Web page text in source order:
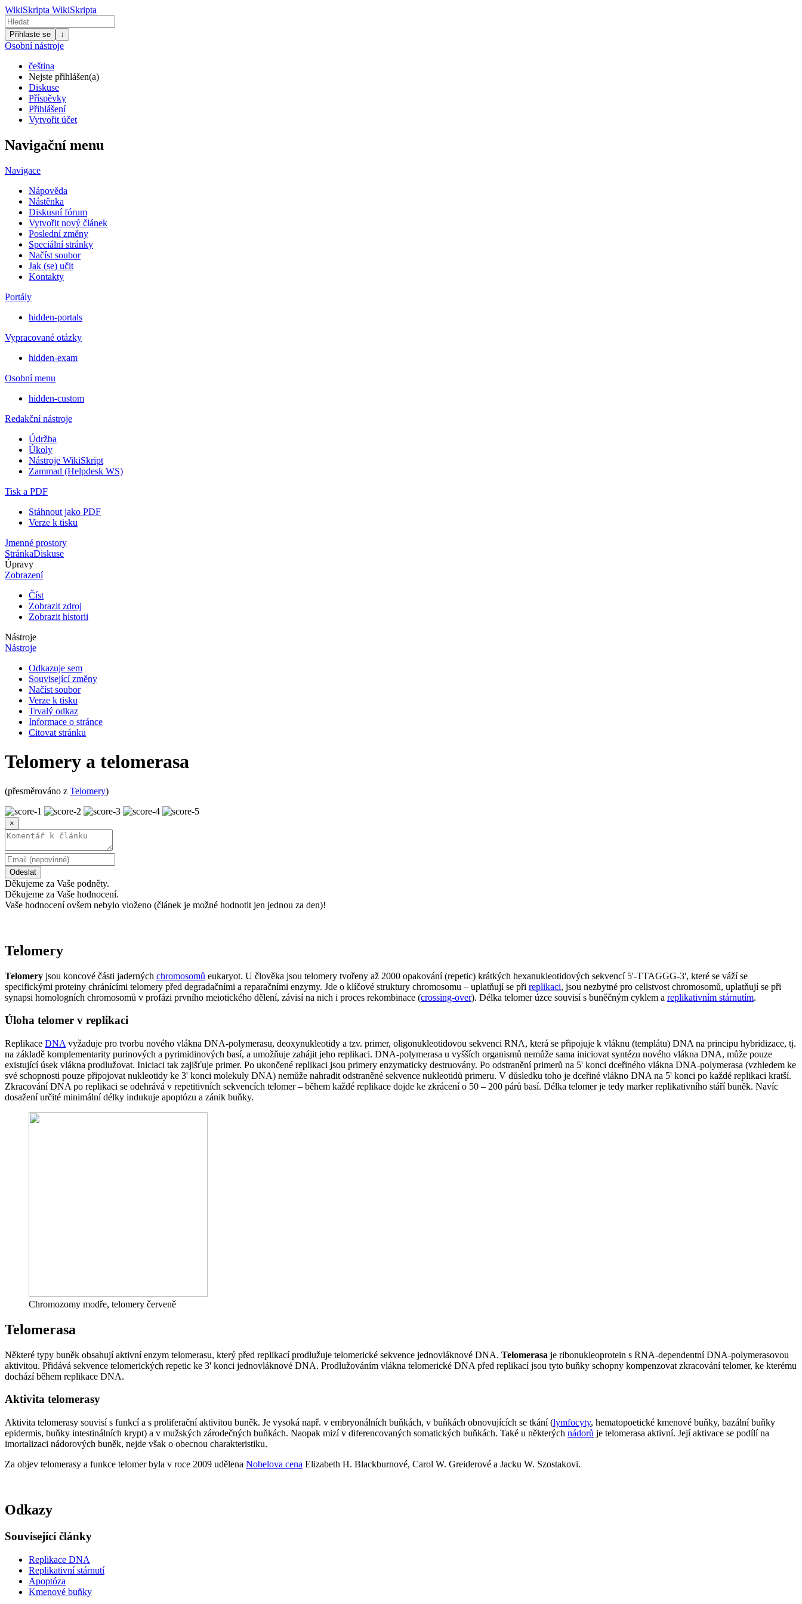
WikiSkripta WikiSkripta
Přihlaste se ↓
Osobní nástroje
čeština
Nejste přihlášen(a)
Diskuse
Příspěvky
Přihlášení
Vytvořit účet
Navigační menu
Navigace
Nápověda
Nástěnka
Diskusní fórum
Vytvořit nový článek
Poslední změny
Speciální stránky
Načíst soubor
Jak (se) učit
Kontakty
Portály
hidden-portals
Vypracované otázky
hidden-exam
Osobní menu
hidden-custom
Redakční nástroje
Údržba
Úkoly
Nástroje WikiSkript
Zammad (Helpdesk WS)
Tisk a PDF
Stáhnout jako PDF
Verze k tisku
Jmenné prostory
StránkaDiskuse
Úpravy
Zobrazení
Číst
Zobrazit zdroj
Zobrazit historii
Nástroje
Nástroje
Odkazuje sem
Související změny
Načíst soubor
Verze k tisku
Trvalý odkaz
Informace o stránce
Citovat stránku
Telomery a telomerasa
(přesměrováno z Telomery)
×
Odeslat
Děkujeme za Vaše podněty.
Děkujeme za Vaše hodnocení.
Vaše hodnocení ovšem nebylo vloženo (článek je možné hodnotit jen jednou za den)!
Telomery
Telomery jsou koncové části jaderných chromosomů eukaryot. U člověka jsou telomery tvořeny až 2000 opakování (repetic) krátkých hexanukleotidových sekvencí 5'-TTAGGG-3', které se váží se
specifickými proteiny chránícími telomery před degradačními a reparačními enzymy. Jde o klíčové struktury chromosomu – uplatňují se při replikaci, jsou nezbytné pro celistvost chromosomů, uplatňují se při
synapsi homologních chromosomů v profázi prvního meiotického dělení, závisí na nich i proces rekombinace (crossing-over). Délka telomer úzce souvisí s buněčným cyklem a replikativním stárnutím.
Úloha telomer v replikaci
Replikace DNA vyžaduje pro tvorbu nového vlákna DNA-polymerasu, deoxynukleotidy a tzv. primer, oligonukleotidovou sekvenci RNA, která se připojuje k vláknu (templátu) DNA na principu hybridizace, tj.
na základě komplementarity purinových a pyrimidinových basí, a umožňuje zahájit jeho replikaci. DNA-polymerasa u vyšších organismů nemůže sama iniciovat syntézu nového vlákna DNA, může pouze
existující úsek vlákna prodlužovat. Iniciaci tak zajišťuje primer. Po ukončené replikaci jsou primery enzymaticky destruovány. Po odstranění primerů na 5' konci dceřiného vlákna DNA-polymerasa (vzhledem ke
své schopnosti pouze připojovat nukleotidy ke 3' konci molekuly DNA) nemůže nahradit odstraněné sekvence nukleotidů primeru. V důsledku toho je dceřiné vlákno DNA na 5' konci po každé replikaci kratší.
Zkracování DNA po replikaci se odehrává v repetitivních sekvencích telomer – během každé replikace dojde ke zkrácení o 50 – 200 párů basí. Délka telomer je tedy marker replikativního stáří buněk. Navíc
dosažení určité minimální délky indukuje apoptózu a zánik buňky.
Chromozomy modře, telomery červeně
Telomerasa
Některé typy buněk obsahují aktivní enzym telomerasu, který před replikací prodlužuje telomerické sekvence jednovláknové DNA. Telomerasa je ribonukleoprotein s RNA-dependentní DNA-polymerasovou
aktivitou. Přidává sekvence telomerických repetic ke 3' konci jednovláknové DNA. Prodlužováním vlákna telomerické DNA před replikací jsou tyto buňky schopny kompenzovat zkracování telomer, ke kterému
dochází během replikace DNA.
Aktivita telomerasy
Aktivita telomerasy souvisí s funkcí a s proliferační aktivitou buněk. Je vysoká např. v embryonálních buňkách, v buňkách obnovujících se tkání (lymfocyty, hematopoetické kmenové buňky, bazální buňky
epidermis, buňky intestinálních krypt) a v mužských zárodečných buňkách. Naopak mizí v diferencovaných somatických buňkách. Také u některých nádorů je telomerasa aktivní. Její aktivace se podílí na
imortalizaci nádorových buněk, nejde však o obecnou charakteristiku.
Za objev telomerasy a funkce telomer byla v roce 2009 udělena Nobelova cena Elizabeth H. Blackburnové, Carol W. Greiderové a Jacku W. Szostakovi.
Odkazy
Související články
Replikace DNA
Replikativní stárnutí
Apoptóza
Kmenové buňky